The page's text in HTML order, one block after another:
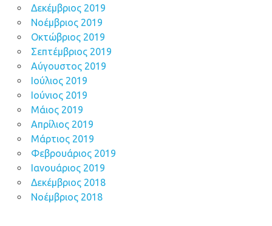
Δεκέμβριος 2019
Νοέμβριος 2019
Οκτώβριος 2019
Σεπτέμβριος 2019
Αύγουστος 2019
Ιούλιος 2019
Ιούνιος 2019
Μάιος 2019
Απρίλιος 2019
Μάρτιος 2019
Φεβρουάριος 2019
Ιανουάριος 2019
Δεκέμβριος 2018
Νοέμβριος 2018